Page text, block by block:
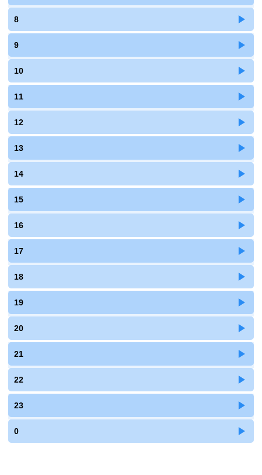
8
9
10
11
12
13
14
15
16
17
18
19
20
21
22
23
0